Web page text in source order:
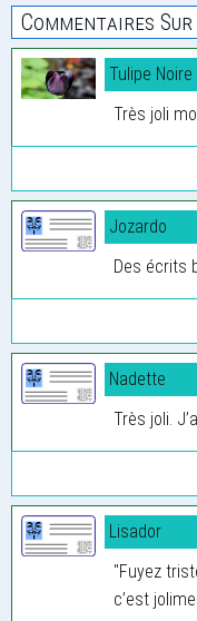
Commentaires Sur
Tulipe Noire
Très joli
Jozardo
Des écrits
Nadette
Très joli.
Lisador
"Fuyez
c’est